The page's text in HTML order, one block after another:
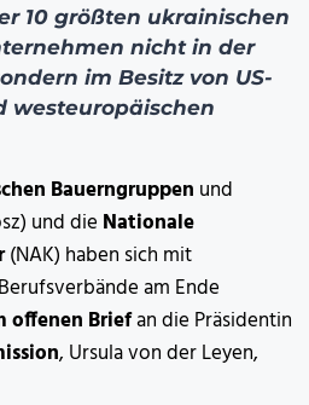
10 größten ukrainischen
nicht in der
im Besitz von US-
westeuropäischen
Bauerngruppen und
und die Nationale
(NAK) haben sich mit
am Ende
offenen Briefan die Präsidentin
, Ursula von der Leyen,